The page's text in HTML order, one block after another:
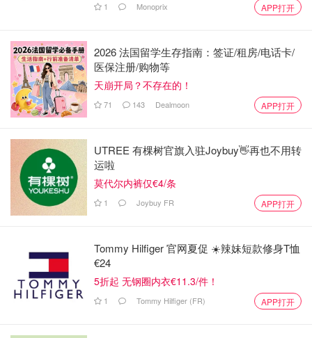
1 Monoprix APP打开
2026 法国留学生存指南：签证/租房/电话卡/
医保注册/购物等
天崩开局？不存在的！
71 143 Dealmoon APP打开
UTREE 有棵树官旗入驻Joybuy👋再也不用转
运啦
莫代尔内裤仅€4/条
1 Joybuy FR APP打开
Tommy Hilfiger 官网夏促 ☀️辣妹短款修身T恤
€24
5折起 无钢圈内衣€11.3/件！
1 Tommy Hilfiger (FR) APP打开